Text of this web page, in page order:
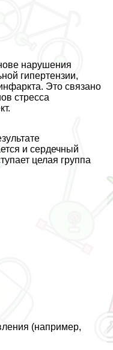
нарушения
гипертензии,
Это связано
стресса
и сердечный
целая группа
(например,